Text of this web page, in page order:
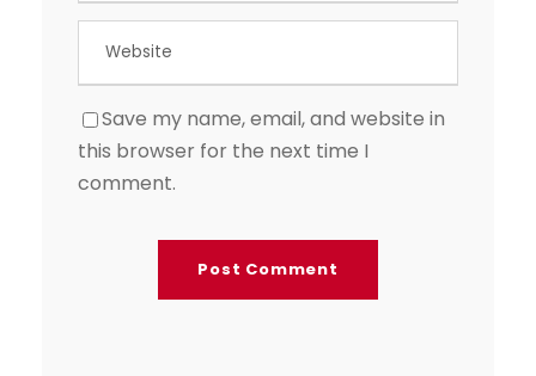
Save my name, email, and website in
this browser for the next time I
comment.